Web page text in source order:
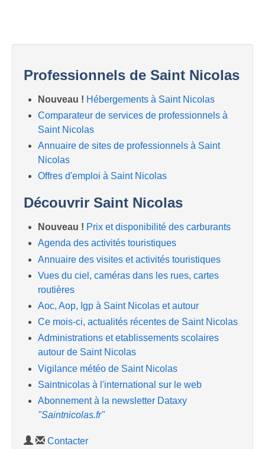
Professionnels de Saint Nicolas
Nouveau ! Hébergements à Saint Nicolas
Comparateur de services de professionnels à
Saint Nicolas
Annuaire de sites de professionnels à Saint
Nicolas
Offres d'emploi à Saint Nicolas
Découvrir Saint Nicolas
Nouveau ! Prix et disponibilité des carburants
Agenda des activités touristiques
Annuaire des visites et activités touristiques
Vues du ciel, caméras dans les rues, cartes
routières
Aoc, Aop, Igp à Saint Nicolas et autour
Ce mois-ci, actualités récentes de Saint Nicolas
Administrations et etablissements scolaires
autour de Saint Nicolas
Vigilance météo de Saint Nicolas
Saintnicolas à l'international sur le web
Abonnement à la newsletter Dataxy
"Saintnicolas.fr"
Contacter